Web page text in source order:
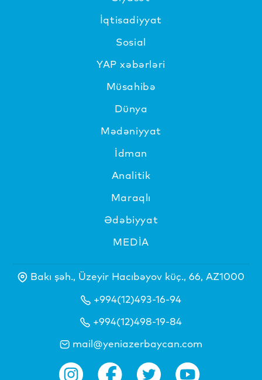
İqtisadiyyat
Sosial
YAP xəbərləri
Müsahibə
Dünya
Mədəniyyat
İdman
Analitik
Maraqlı
Ədəbiyyat
MEDİA
Bakı şəh., Üzeyir Hacıbəyov küç., 66, AZ1000
+994(12)493-16-94
+994(12)498-19-84
mail@yeniazerbaycan.com